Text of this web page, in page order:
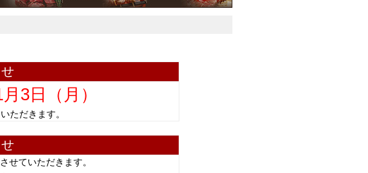
3日（月）
いただきます。
せていただきます。